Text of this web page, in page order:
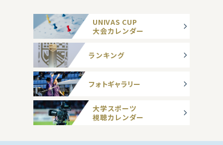
UNIVAS CUP
大会カレンダー
ランキング
フォトギャラリー
大学スポーツ
視聴カレンダー